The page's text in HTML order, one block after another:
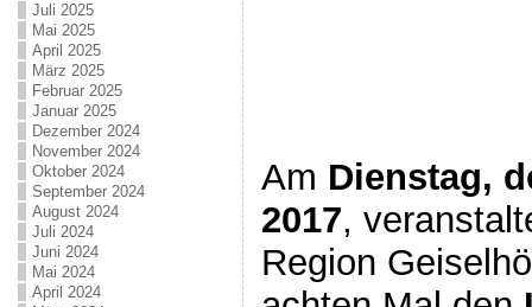
Juli 2025
Mai 2025
April 2025
März 2025
Februar 2025
Januar 2025
Dezember 2024
November 2024
Oktober 2024
September 2024
August 2024
Juli 2024
Juni 2024
Mai 2024
April 2024
Am Dienstag,
2017,
Region